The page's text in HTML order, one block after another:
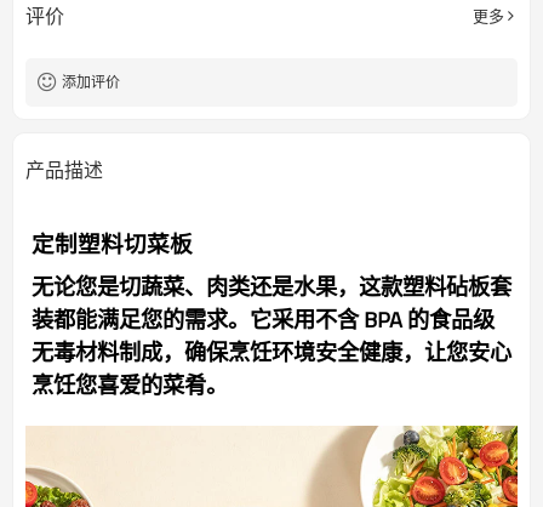
评价 更多
添加评价
产品描述
定制塑料切菜板
无论您是切蔬菜、肉类还是水果，这款塑料砧板套
装都能满足您的需求。它采用不含 BPA 的食品级
无毒材料制成，确保烹饪环境安全健康，让您安心
烹饪您喜爱的菜肴。